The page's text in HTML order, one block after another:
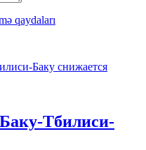
qaydaları
Тбилиси-